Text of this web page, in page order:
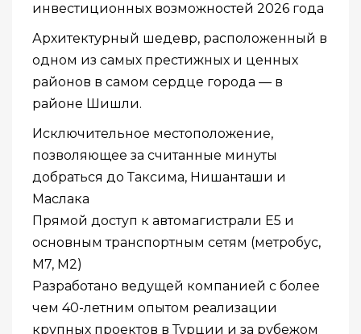
инвестиционных возможностей 2026 года
Архитектурный шедевр, расположенный в
одном из самых престижных и ценных
районов в самом сердце города — в
районе Шишли.
Исключительное местоположение,
позволяющее за считанные минуты
добраться до Таксима, Нишанташи и
Маслака
Прямой доступ к автомагистрали E5 и
основным транспортным сетям (метробус,
M7, M2)
Разработано ведущей компанией с более
чем 40-летним опытом реализации
крупных проектов в Турции и за рубежом